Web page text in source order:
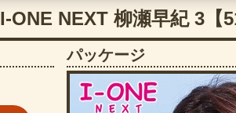
I-ONE NEXT 柳瀬早紀 3【
パッケージ